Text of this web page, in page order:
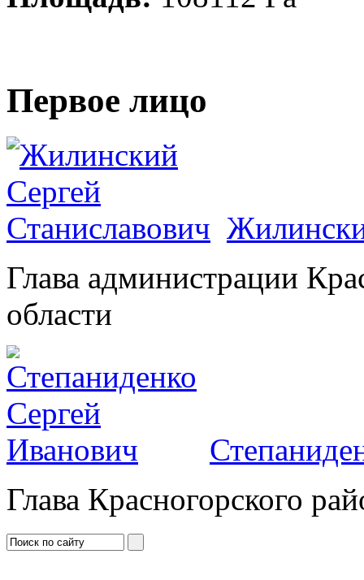
Первое лицо
Глава администрации
области
Глава Красногорского